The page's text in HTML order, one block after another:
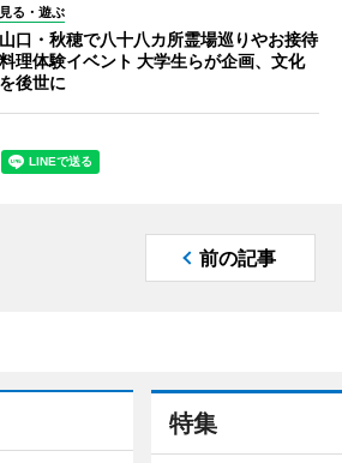
見る・遊ぶ
山口・秋穂で八十八カ所霊場巡りやお接待
料理体験イベント 大学生らが企画、文化
を後世に
前の記事
特集